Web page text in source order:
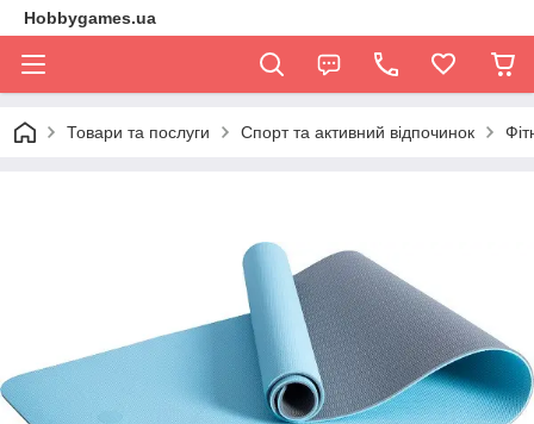
Hobbygames.ua
Товари та послуги Спорт та активний відпочинок